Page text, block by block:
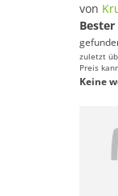
von
Bester
zuletzt
Preis
Keine